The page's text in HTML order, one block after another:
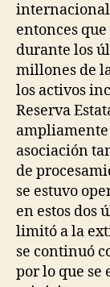
entonces
durante los
millones de
los activos
Reserva
ampliamente
asociación
de
se estuvo
en estos dos
limitó a la
se continuó
por lo que se